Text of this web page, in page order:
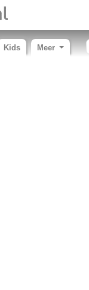
Kids Meer